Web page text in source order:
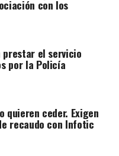
con los
prestar el servicio
por la Policía
quieren ceder. Exigen
recaudo con Infotic